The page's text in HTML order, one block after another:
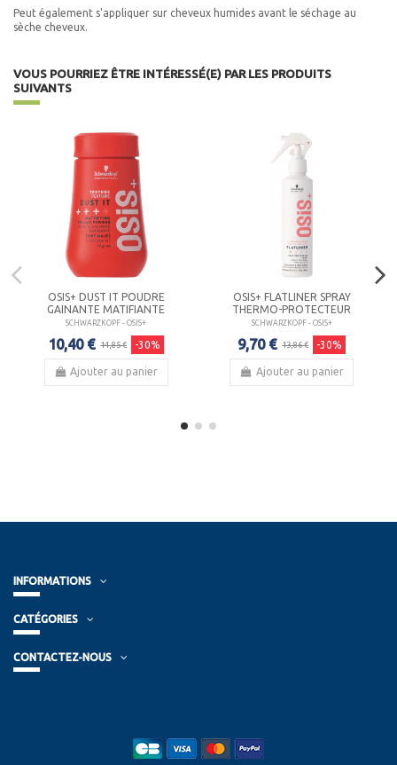
Peut également s'appliquer sur cheveux humides avant le séchage au
sèche cheveux.
VOUS POURRIEZ ÊTRE INTÉRESSÉ(E) PAR LES PRODUITS
SUIVANTS
OSIS+ DUST IT POUDRE
GAINANTE MATIFIANTE
SCHWARZKOPF - OSIS+
10,40 € 14,85 € -30%
Ajouter au panier
OSIS+ FLATLINER SPRAY
THERMO-PROTECTEUR
SCHWARZKOPF - OSIS+
9,70 € 13,86 € -30%
Ajouter au panier
INFORMATIONS
CATÉGORIES
CONTACTEZ-NOUS